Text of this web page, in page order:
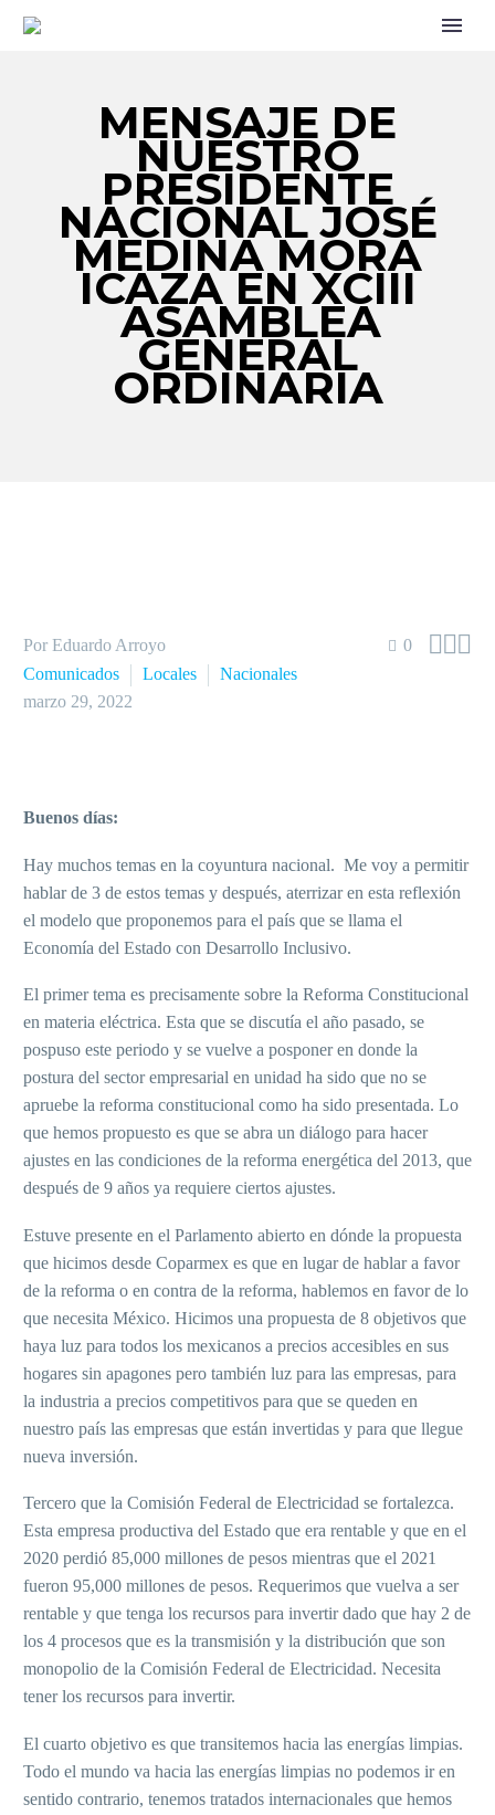
MENSAJE DE
NUESTRO
PRESIDENTE
NACIONAL JOSÉ
MEDINA MORA
ICAZA EN XCIII
ASAMBLEA
GENERAL
ORDINARIA
0 
Por Eduardo Arroyo
Comunicados
Locales
Nacionales
marzo 29, 2022
Buenos días:
Hay muchos temas en la coyuntura nacional. Me voy a permitir
hablar de 3 de estos temas y después, aterrizar en esta reflexión
el modelo que proponemos para el país que se llama el
Economía del Estado con Desarrollo Inclusivo.
El primer tema es precisamente sobre la Reforma Constitucional
en materia eléctrica. Esta que se discutía el año pasado, se
pospuso este periodo y se vuelve a posponer en donde la
postura del sector empresarial en unidad ha sido que no se
apruebe la reforma constitucional como ha sido presentada. Lo
que hemos propuesto es que se abra un diálogo para hacer
ajustes en las condiciones de la reforma energética del 2013, que
después de 9 años ya requiere ciertos ajustes.
Estuve presente en el Parlamento abierto en dónde la propuesta
que hicimos desde Coparmex es que en lugar de hablar a favor
de la reforma o en contra de la reforma, hablemos en favor de lo
que necesita México. Hicimos una propuesta de 8 objetivos que
haya luz para todos los mexicanos a precios accesibles en sus
hogares sin apagones pero también luz para las empresas, para
la industria a precios competitivos para que se queden en
nuestro país las empresas que están invertidas y para que llegue
nueva inversión.
Tercero que la Comisión Federal de Electricidad se fortalezca.
Esta empresa productiva del Estado que era rentable y que en el
2020 perdió 85,000 millones de pesos mientras que el 2021
fueron 95,000 millones de pesos. Requerimos que vuelva a ser
rentable y que tenga los recursos para invertir dado que hay 2 de
los 4 procesos que es la transmisión y la distribución que son
monopolio de la Comisión Federal de Electricidad. Necesita
tener los recursos para invertir.
El cuarto objetivo es que transitemos hacia las energías limpias.
Todo el mundo va hacia las energías limpias no podemos ir en
sentido contrario, tenemos tratados internacionales que hemos